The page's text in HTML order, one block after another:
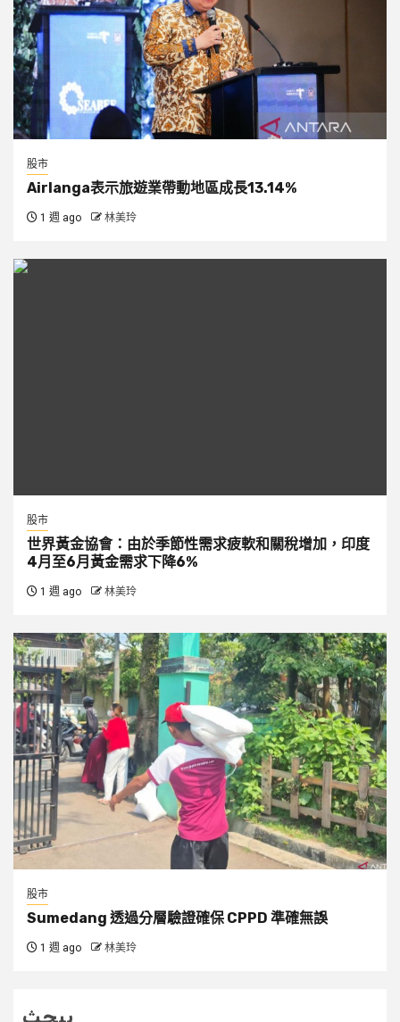
股市
Airlanga表示旅遊業帶動地區成長13.14%
1 週 ago 林美玲
股市
世界黃金協會：由於季節性需求疲軟和關稅增加，印度
4月至6月黃金需求下降6%
1 週 ago 林美玲
股市
Sumedang 透過分層驗證確保 CPPD 準確無誤
1 週 ago 林美玲